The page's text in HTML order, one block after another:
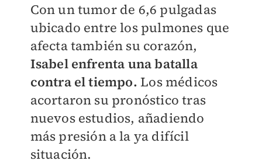
Con un tumor de 6,6 pulgadas
ubicado entre los pulmones que
afecta también su corazón,
Isabel enfrenta una batalla
contra el tiempo. Los médicos
acortaron su pronóstico tras
nuevos estudios, añadiendo
más presión a la ya difícil
situación.